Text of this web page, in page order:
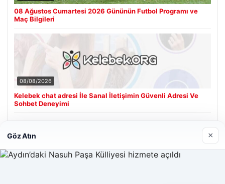
08 Ağustos Cumartesi 2026 Gününün Futbol Programı ve
Maç Bilgileri
08/08/2026
Kelebek chat adresi İle Sanal İletişimin Güvenli Adresi Ve
Sohbet Deneyimi
Göz Atın ×